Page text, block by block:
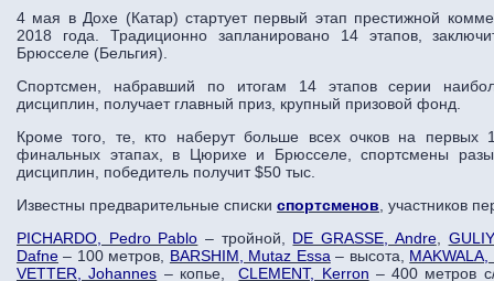
4 мая в Дохе (Катар) стартует первый этап престижной
2018 года. Традиционно запланировано 14 этапов,
Брюсселе (Бельгия).
Спортсмен, набравший по итогам 14 этапов серии
дисциплин, получает главный приз, крупный призовой фонд.
Кроме того, те, кто наберут больше всех очков на
финальных этапах, в Цюрихе и Брюсселе, спортсмены
дисциплин, победитель получит $50 тыс.
Известны предварительные списки спортсменов , участников
PICHARDO, Pedro Pablo – тройной, DE GRASSE, Andre,
Dafne – 100 метров, BARSHIM, Mutaz Essa – высота, MAKWALA,
VETTER, Johannes – копье,CLEMENT, Kerron – 400 метров